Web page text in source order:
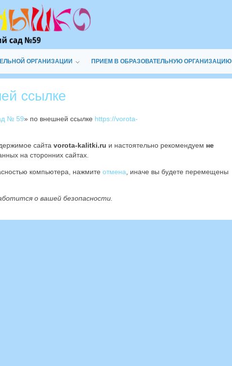
ОРГАНИЗАЦИИ ПРИЕМ В ОБРАЗОВАТЕЛЬНУЮ ОРГАНИЗАЦИЮ
ссылке
№ 59» по внешней ссылке https://vorota-
сайта vorota-kalitki.ru и настоятельно рекомендуем не
на сторонних сайтах.
компьютера, нажмите отмена , иначе вы будете перемещены
о вашей безопасности.